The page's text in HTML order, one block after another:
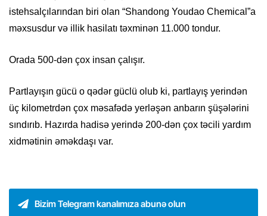
istehsalçılarından biri olan “Shandong Youdao Chemical”a
məxsusdur və illik hasilatı təxminən 11.000 tondur.
Orada 500-dən çox insan çalışır.
Partlayışın gücü o qədər güclü olub ki, partlayış yerindən
üç kilometrdən çox məsafədə yerləşən anbarın şüşələrini
sındırıb. Hazırda hadisə yerində 200-dən çox təcili yardım
xidmətinin əməkdaşı var.
Bizim Telegram kanalımıza abunə olun